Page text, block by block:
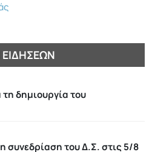
δημιουργία του
συνεδρίαση του Δ.Σ. στις 5/8